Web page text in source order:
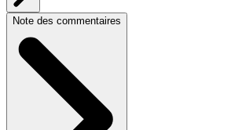
Note des commentaires